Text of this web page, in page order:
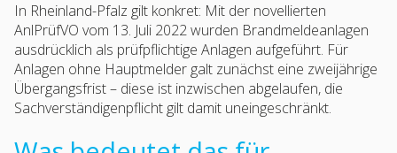
In Rheinland-Pfalz gilt konkret: Mit der novellierten
AnlPrüfVO vom 13. Juli 2022 wurden Brandmeldeanlagen
ausdrücklich als prüfpflichtige Anlagen aufgeführt. Für
Anlagen ohne Hauptmelder galt zunächst eine zweijährige
Übergangsfrist – diese ist inzwischen abgelaufen, die
Sachverständigenpflicht gilt damit uneingeschränkt.